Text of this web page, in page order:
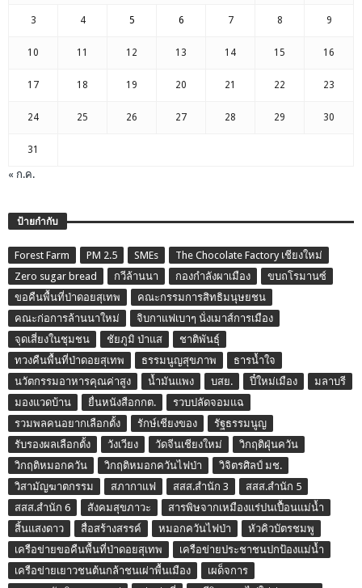
3 4 5 6 7 8 9
10 11 12 13 14 15 16
17 18 19 20 21 22 23
24 25 26 27 28 29 30
31
« ก.ค.
ป้ายกำกับ
Forest Farm PM 2.5 SMEs
The Chocolate Factory เชียงใหม่
Zero sugar bread
กวีล้านนา กองกำลังผาเมือง
ขบถโรมานซ์
ขอคืนพื้นที่ป่าดอยสุเทพ
คณะกรรมการสิทธิมนุษยชน
คณะก่อการล้านนาใหม่
จิบกาแฟเบาๆ นั่งเมาส์การเมือง
จุดเสี่ยงในชุมชน
ชัยภูมิ ป่าแส
ชาติพันธุ์
ทวงคืนพื้นที่ป่าดอยสุเทพ
ธรรมนูญสุขภาพ
ธารน้ำใจ
นวัตกรรมอาหารคุณค่าสูง
น้ำมันแพง บสย. ปี๋ใหม่เมือง
มลาบรี
มองแวดบ้าน
ยื่นหนังสือกกต.
รวบปลัดจอมแฉ
รวมพลคนอยากเลือกตั้ง
รักษ์เชียงของ
รัฐธรรมนูญ
รับรองผลเลือกตั้ง
วังเวียง วัดจีนเชียงใหม่
วิกฤติฝุ่นควัน
วิกฤติหมอกควัน
วิกฤติหมอกควันไฟป่า
วิจิตรศิลป์ มช.
วิสามัญฆาตกรรม
สภากาแฟ สสส.สำนัก 3
สสส.สำนัก 5
สสส.สำนัก 6
สังคมสุขภาวะ
สารพิษจากเหมืองแร่ปนเปื้อนแม่น้ำ
สิ้นแสงดาว
สื่อสร้างสรรค์ หมอกควันไฟป่า
หัวคิวบัตรชมพู
เครือข่ายขอคืนพื้นที่ป่าดอยสุเทพ
เครือข่ายประชาชนปกป้องแม่น้ำ
เครือข่ายเยาวชนต้นกล้าชนเผ่าพื้นเมือง
เผด็จการ